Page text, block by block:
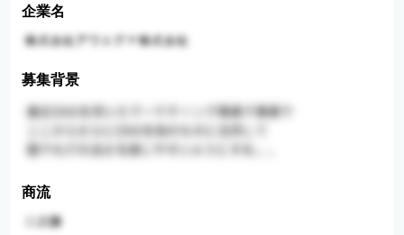
企業名
募集背景
商流